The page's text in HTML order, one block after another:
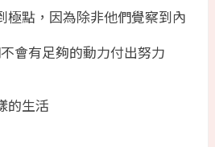
極點，因為除非他們覺察到內
會有足夠的動力付出努力
的生活